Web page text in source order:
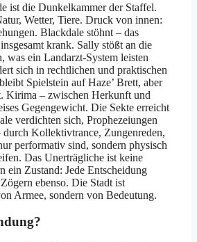
ist die Dunkelkammer der Staffel.
Wetter, Tiere. Druck von innen:
Blackdale stöhnt – das
krank. Sally stößt an die
was ein Landarzt-System leisten
sich in rechtlichen und praktischen
Spielstein auf Haze’ Brett, aber
Kirima – zwischen Herkunft und
Gegengewicht. Die Sekte erreicht
verdichten sich, Prophezeiungen
Kollektivtrance, Zungenreden,
performativ sind, sondern physisch
Das Unerträgliche ist keine
ein Zustand: Jede Entscheidung
ebenso. Die Stadt ist
Armee, sondern von Bedeutung.